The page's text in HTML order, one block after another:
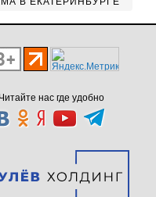
Читайте нас где удобно